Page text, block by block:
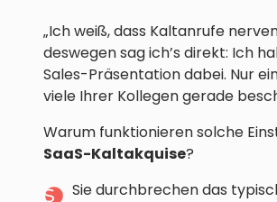
„Ich weiß, dass Kaltanrufe
deswegen sag ich’s direkt: Ich
Sales-Präsentation dabei. Nur
viele Ihrer Kollegen gerade
Warum funktionieren solche
SaaS-Kaltakquise?
Sie durchbrechen das